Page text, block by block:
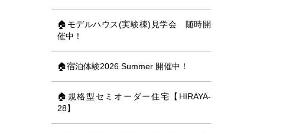
🏠モデルハウス(実験棟)見学会 随時開
催中！
🏠宿泊体験2026 Summer 開催中！
🏠規格型セミオーダー住宅【HIRAYA-
28】